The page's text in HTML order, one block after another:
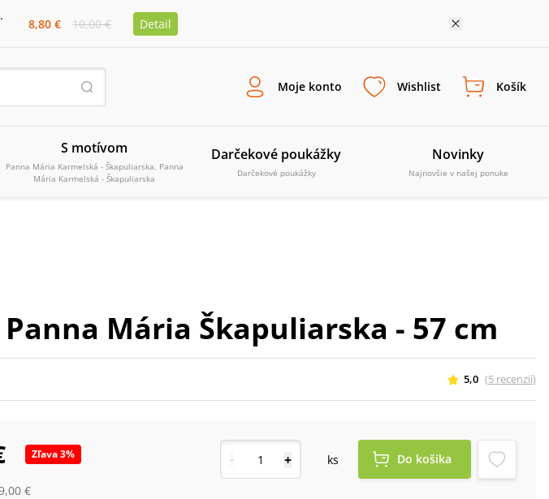
8,80 € 10,00 € Detail
Moje konto Wishlist Košík
S motívom
Panna Mária Karmelská - Škapuliarska, Panna
Mária Karmelská - Škapuliarska
Darčekové poukážky
Darčekové poukážky
Novinky
Najnovšie v našej ponuke
Panna Mária Škapuliarska - 57 cm
5,0 (5 recenzií)
Zľava3%
€
- + ks Do košíka